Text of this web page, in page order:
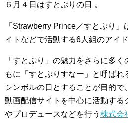
６月４日はすとぷりの日 。
「Strawberry Prince／すとぷり
イトなどで活動する6人組のアイド
「すとぷり」の魅力をさらに多
もに「すとぷりすなー」と呼ばれ
シンボルの日とすることが目的で
動画配信サイトを中心に活動する
やプロデュースなどを行う 株式会